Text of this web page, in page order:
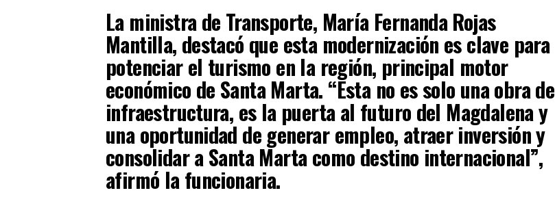
La ministra de Transporte, María Fernanda Rojas
Mantilla, destacó que esta modernización es clave para
potenciar el turismo en la región, principal motor
económico de Santa Marta. “Esta no es solo una obra de
infraestructura, es la puerta al futuro del Magdalena y
una oportunidad de generar empleo, atraer inversión y
consolidar a Santa Marta como destino internacional”,
afirmó la funcionaria.